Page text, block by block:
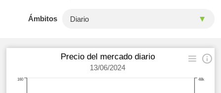
Ámbitos
Precio del mercado diario
13/06/2024
48k
160